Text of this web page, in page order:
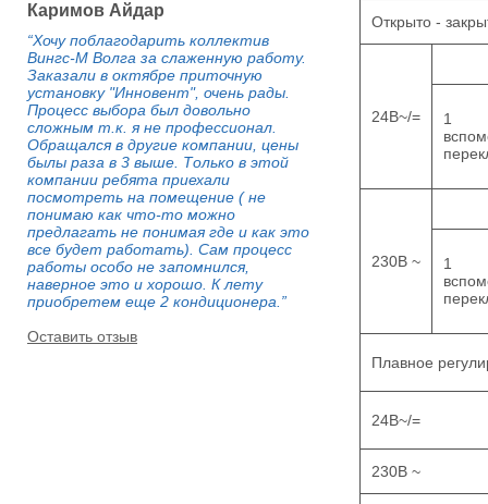
Открыто -
24В~/=
1
230В ~
1
Плавное
24В~/=
230В ~
Каримов Айдар
“Хочу поблагодарить коллектив
Вингс-М Волга за слаженную работу.
Заказали в октябре приточную
установку "Инновент", очень рады.
Процесс выбора был довольно
сложным т.к. я не профессионал.
Обращался в другие компании, цены
былы раза в 3 выше. Только в этой
компании ребята приехали
посмотреть на помещение ( не
понимаю как что-то можно
предлагать не понимая где и как это
все будет работать). Сам процесс
работы особо не запомнился,
наверное это и хорошо. К лету
приобретем еще 2 кондиционера.”
Оставить отзыв